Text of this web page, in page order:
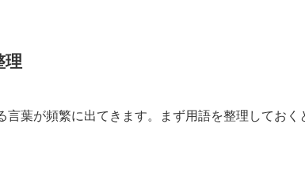
理
葉が頻繁に出てきます。まず用語を整理しておく